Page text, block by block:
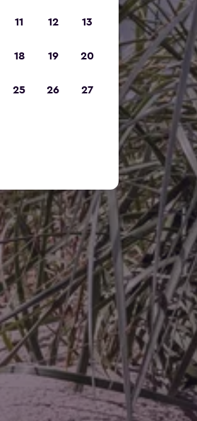
11 12 13
18 19 20
25 26 27